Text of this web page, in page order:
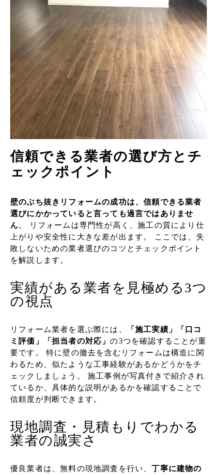
信頼できる業者の選び方とチ
ェックポイント
壁のぶち抜きリフォームの成功は、信頼できる業者
選びにかかっていると言っても過言ではありませ
ん。 リフォームは専門性が高く、施工の質により仕
上がりや安全性に大きな差が出ます。 ここでは、失
敗しないための業者選びのコツとチェックポイント
を解説します。
実績がある業者を見極める3つ
の視点
リフォーム業者を選ぶ際には、
「施工実績」「口コ
ミ評価」「担当者の対応」の3つを確認することが重
要です。 特に壁の撤去を含むリフォームは構造に関
わるため、似たような工事経験があるかどうかをチ
ェックしましょう。 施工事例が写真付きで紹介され
ているか、具体的な説明があるかを確認することで
信頼度が判断できます。
現地調査・見積もりでわかる
業者の誠実さ
優良業者は、無料の現地調査を行い、丁寧に建物の